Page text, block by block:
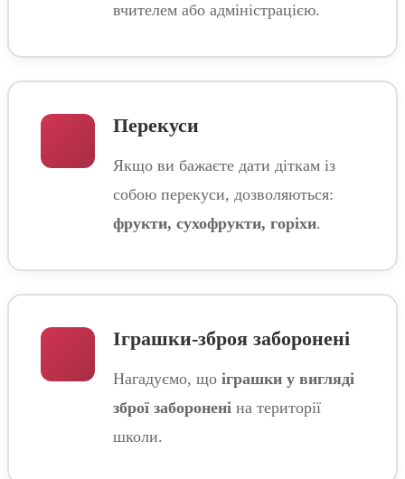
вчителем або адміністрацією.
Перекуси
Якщо ви бажаєте дати діткам із
собою перекуси, дозволяються:
фрукти, сухофрукти, горіхи.
Іграшки-зброя заборонені
Нагадуємо, що іграшки у вигляді
зброї заборонені на території
школи.